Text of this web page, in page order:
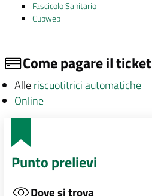
Fascicolo Sanitario
Cupweb
Come pagare il ticket
Alleriscuotitrici automatiche
Online
Punto prelievi
Dove si trova